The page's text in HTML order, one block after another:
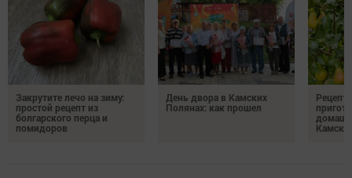
Закрутите лечо на зиму:
простой рецепт из
болгарского перца и
помидоров
День двора в Камских
Полянах: как прошел